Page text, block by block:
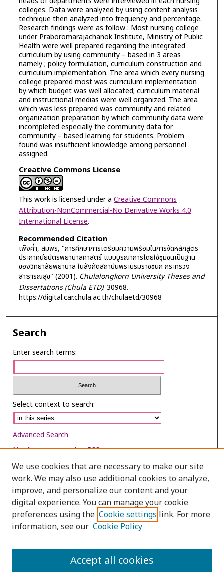
colleges. Data were analyzed by using content analysis
technique then analyzed into frequency and percentage.
Research findings were as follow : Most nursing college
under Praboromarajachanok Institute, Ministry of Public
Health were well prepared regarding the integrated
curriculum by using community – based in 3 areas
namely ; policy formulation, curriculum construction and
curriculum implementation. The area which every nursing
college prepared most was curriculum implementation
by which budget was well allocated; curriculum material
and instructional medias were well organized. The area
which was less prepared was community and related
organization preparation by which community data were
incompleted especially the community data for
community – based learning for students. Problem
found was insufficient knowledge among personnel
assigned.
Creative Commons License
This work is licensed under a Creative Commons
Attribution-NonCommercial-No Derivative Works 4.0
International License.
Recommended Citation
เพ็งค่ำ, สมพร, "การศึกษาการเตรียมความพร้อมในการจัดหลักสูตร
ประกาศนียบัตรพยาบาลศาสตร์ แบบบูรณาการโดยใช้ชุมชนเป็นฐาน
ของวิทยาลัยพยาบาล ในสังกัดสถาบันพระบรมราชชนก กระทรวง
สาธารณสุข" (2001). Chulalongkorn University Theses and
Dissertations (Chula ETD). 30968.
https://digital.car.chula.ac.th/chulaetd/30968
Search
Enter search terms:
Select context to search:
Advanced Search
Notify me via email orRSS
Browse
Collections
Disciplines
Authors
We use cookies that are necessary to make our site
work. We may also use additional cookies to analyze,
improve, and personalize our content and your
digital experience. You can manage your cookie
preferences using the Cookie settings link. For more
information, see our Cookie Policy
Accept all cookies